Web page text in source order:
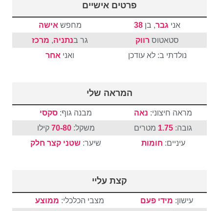
פרטים אישיים
אני גבר, בן 38 מחפש אישה
סטאטוס רווק גר בנתניה, מרכז
נולדתי ב: לא עודכן
ואני אחר
המראה שלי
מראה חיצוני: נאה מבנה גוף: סקסי
גובה: 1.75 מטרים משקל:70-80 קילו
עיניים: חומות שיער: שטני קצר חלק
קצת עליי
עישון: מידי פעם מצבי הכלכלי: ממוצע